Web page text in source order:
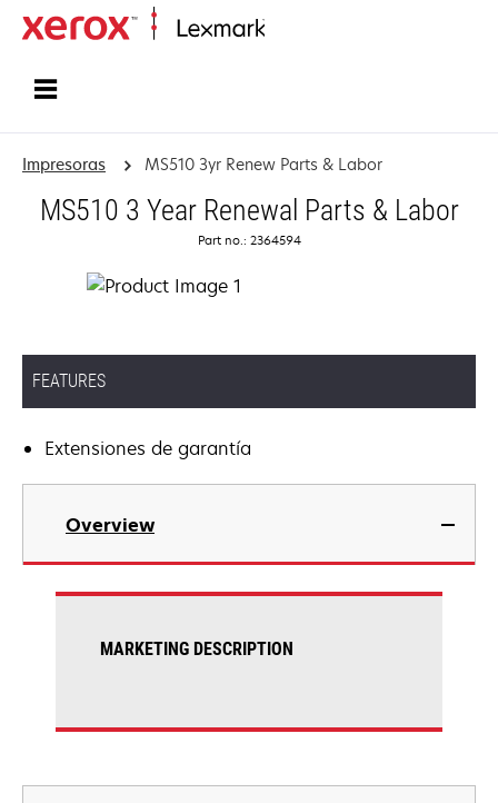
Impresoras MS510 3yr Renew Parts & Labor
MS510 3 Year Renewal Parts & Labor
Part no.: 2364594
FEATURES
Extensiones de garantía
Overview
MARKETING DESCRIPTION